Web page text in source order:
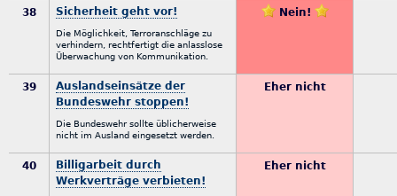
38 Sicherheit geht vor!
Die Möglichkeit, Terroranschläge zu
verhindern, rechtfertigt die anlasslose
Überwachung von Kommunikation.
Nein!
39
Auslandseinsätze der
Bundeswehr stoppen!
Die Bundeswehr sollte üblicherweise
nicht im Ausland eingesetzt werden.
Eher nicht
40
Billigarbeit durch
Werkverträge verbieten!
Eher nicht